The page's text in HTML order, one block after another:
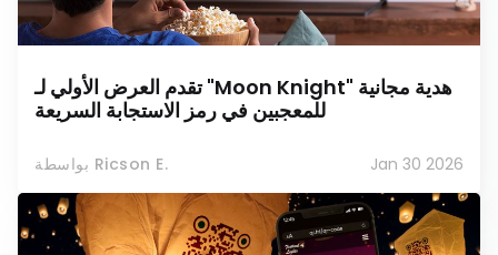
تقدم العرض الأولي لـ "Moon Knight" هدية مجانية
للمعجبين في رمز الاستجابة السريعة
بواسطة Ricson E. Jan 30 2026